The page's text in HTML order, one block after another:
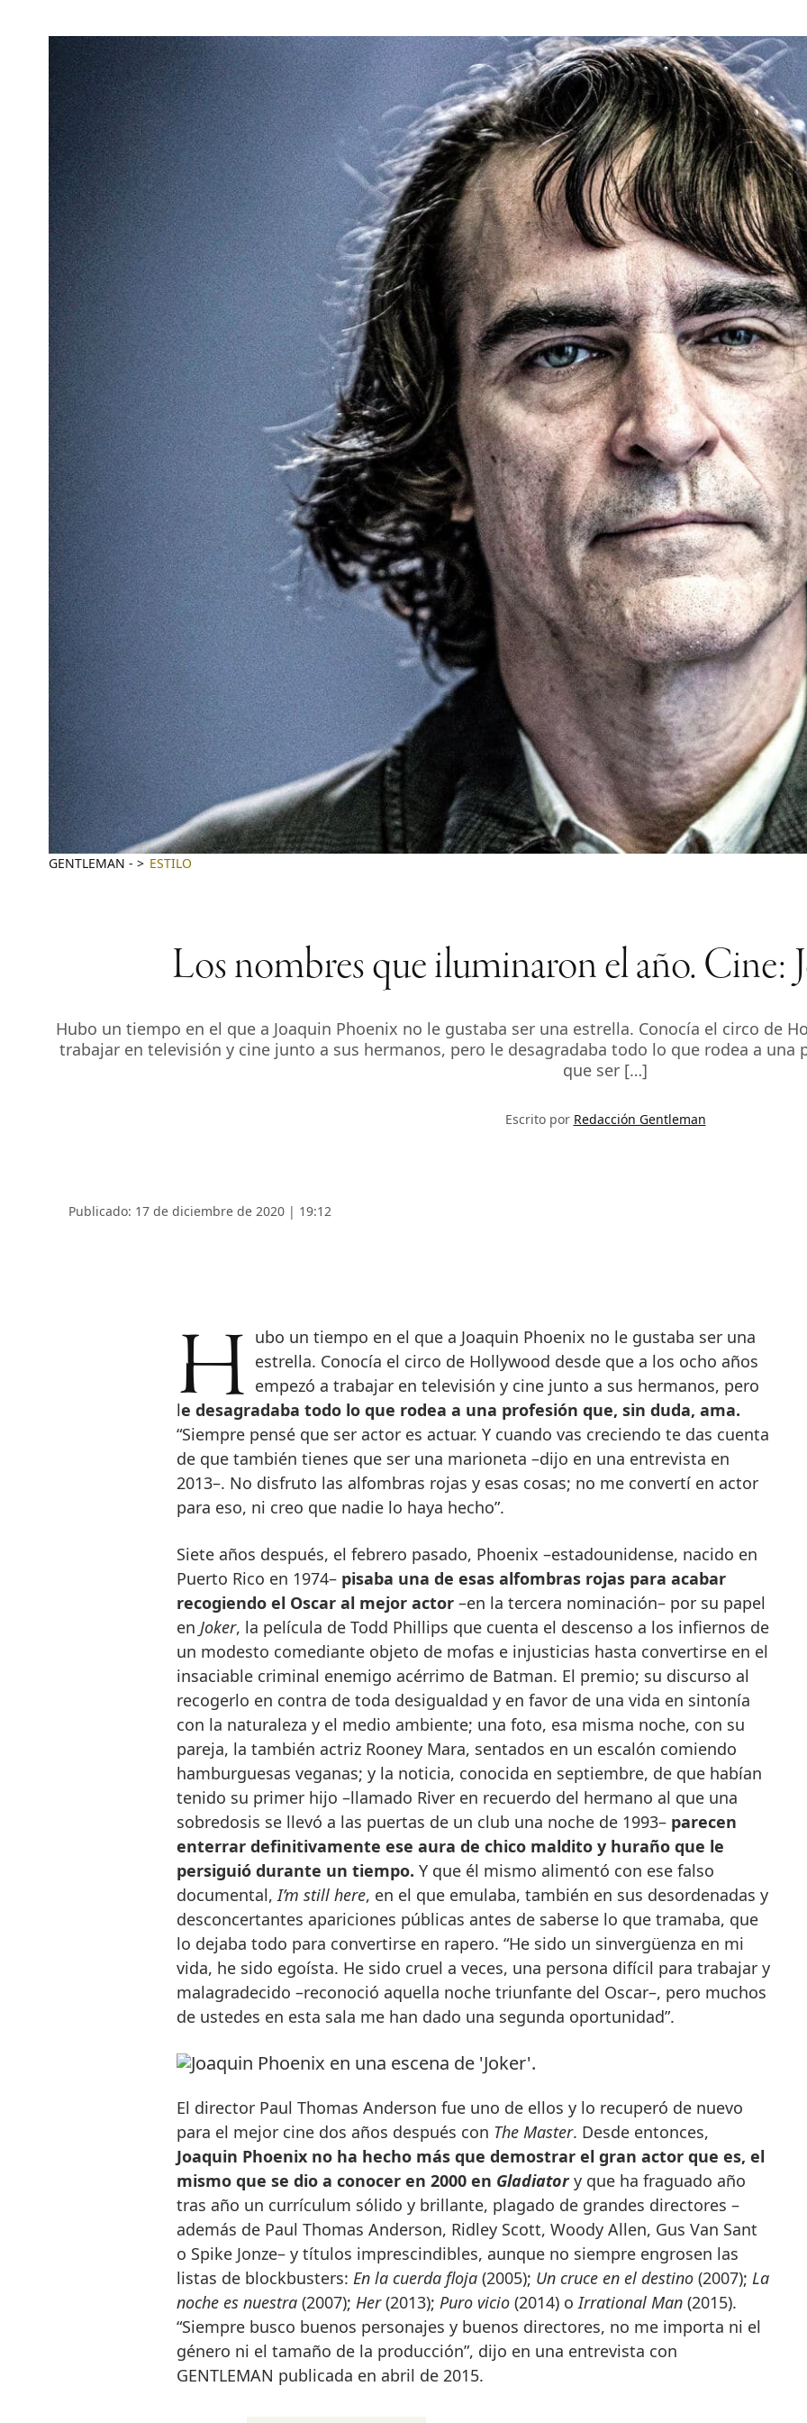
GENTLEMAN - ESTILO
Los nombres que iluminaron el año. Cine:
Hubo un tiempo en el que a Joaquin Phoenix no le gustaba ser una estrella. Conocía el circo de
trabajar en televisión y cine junto a sus hermanos, pero le desagradaba todo lo que rodea a una
que ser […]
Escrito por Redacción Gentleman
Publicado: 17 de diciembre de 2020 | 19:12
Hubo un tiempo en el que a Joaquin Phoenix no le gustaba ser una estrella. Conocía el circo de Hollywood desde que a los ocho años
empezó a trabajar en televisión y cine junto a sus hermanos, pero
le desagradaba todo lo que rodea a una profesión que, sin duda, ama.
“Siempre pensé que ser actor es actuar. Y cuando vas creciendo te das cuenta
de que también tienes que ser una marioneta –dijo en una entrevista en
2013–. No disfruto las alfombras rojas y esas cosas; no me convertí en actor
para eso, ni creo que nadie lo haya hecho”.
Siete años después, el febrero pasado, Phoenix –estadounidense, nacido en
Puerto Rico en 1974– pisaba una de esas alfombras rojas para acabar
recogiendo el Oscar al mejor actor–en la tercera nominación– por su papel
en Joker, la película de Todd Phillips que cuenta el descenso a los infiernos de
un modesto comediante objeto de mofas e injusticias hasta convertirse en el
insaciable criminal enemigo acérrimo de Batman. El premio; su discurso al
recogerlo en contra de toda desigualdad y en favor de una vida en sintonía
con la naturaleza y el medio ambiente; una foto, esa misma noche, con su
pareja, la también actriz Rooney Mara, sentados en un escalón comiendo
hamburguesas veganas; y la noticia, conocida en septiembre, de que habían
tenido su primer hijo –llamado River en recuerdo del hermano al que una
sobredosis se llevó a las puertas de un club una noche de 1993– parecen
enterrar definitivamente ese aura de chico maldito y huraño que le
persiguió durante un tiempo. Y que él mismo alimentó con ese falso
documental,I’m still here, en el que emulaba, también en sus desordenadas y
desconcertantes apariciones públicas antes de saberse lo que tramaba, que
lo dejaba todo para convertirse en rapero. “He sido un sinvergüenza en mi
vida, he sido egoísta. He sido cruel a veces, una persona difícil para trabajar y
malagradecido –reconoció aquella noche triunfante del Oscar–, pero muchos
de ustedes en esta sala me han dado una segunda oportunidad”.
El director Paul Thomas Anderson fue uno de ellos y lo recuperó de nuevo
para el mejor cine dos años después con The Master. Desde entonces,
Joaquin Phoenix no ha hecho más que demostrar el gran actor que es, el
mismo que se dio a conocer en 2000 en Gladiatory que ha fraguado año
tras año un currículum sólido y brillante, plagado de grandes directores –
además de Paul Thomas Anderson, Ridley Scott, Woody Allen, Gus Van Sant
o Spike Jonze– y títulos imprescindibles, aunque no siempre engrosen las
listas de blockbusters: En la cuerda floja(2005); Un cruce en el destino(2007); La
noche es nuestra(2007); Her(2013); Puro vicio(2014) oIrrational Man(2015).
“Siempre busco buenos personajes y buenos directores, no me importa ni el
género ni el tamaño de la producción”, dijo en una entrevista con
GENTLEMAN publicada en abril de 2015.